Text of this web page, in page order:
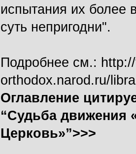
испытания их более
суть непригодни".
Подробнее см.:
orthodox.narod.ru/
Оглавление
“Судьба движения
Церковь»”>>>